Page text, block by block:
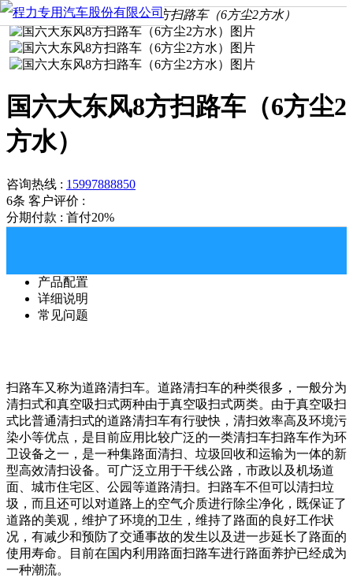
首页 产品中心 国六大东风8方扫路车（6方尘2方水）
国六大东风8方扫路车（6方尘2
方水）
咨询热线 : 15997888850
6条 客户评价 :
分期付款 : 首付20%
产品配置
详细说明
常见问题
扫路车又称为道路清扫车。 道路清扫车的种类很多，一般分为
清扫式和真空吸扫式两种由于真空吸扫式两类。由于真空吸扫
式比普通清扫式的道路清扫车有行驶快，清扫效率高及环境污
染小等优点，是目前应用比较广泛的一类清扫车扫路车作为环
卫设备之一，是一种集路面清扫、垃圾回收和运输为一体的新
型高效清扫设备。可广泛立用于干线公路，市政以及机场道
面、城市住宅区、公园等道路清扫。 扫路车不但可以清扫垃
圾，而且还可以对道路上的空气介质进行除尘净化，既保证了
道路的美观，维护了环境的卫生，维持了路面的良好工作状
况，有减少和预防了交通事故的发生以及进一步延长了路面的
使用寿命。目前在国内利用路面扫路车进行路面养护已经成为
一种潮流。